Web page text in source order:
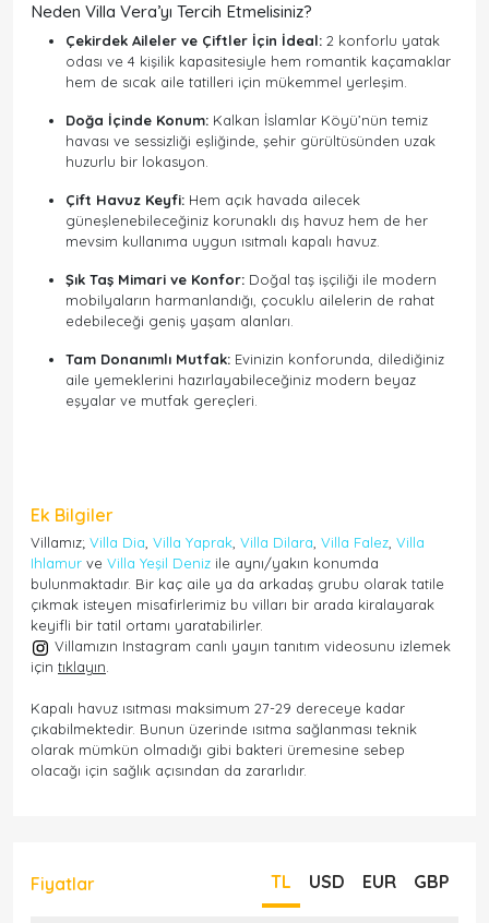
Neden Villa Vera’yı Tercih Etmelisiniz?
Çekirdek Aileler ve Çiftler İçin İdeal: 2 konforlu yatak
odası ve 4 kişilik kapasitesiyle hem romantik kaçamaklar
hem de sıcak aile tatilleri için mükemmel yerleşim.
Doğa İçinde Konum: Kalkan İslamlar Köyü’nün temiz
havası ve sessizliği eşliğinde, şehir gürültüsünden uzak
huzurlu bir lokasyon.
Çift Havuz Keyfi: Hem açık havada ailecek
güneşlenebileceğiniz korunaklı dış havuz hem de her
mevsim kullanıma uygun ısıtmalı kapalı havuz.
Şık Taş Mimari ve Konfor: Doğal taş işçiliği ile modern
mobilyaların harmanlandığı, çocuklu ailelerin de rahat
edebileceği geniş yaşam alanları.
Tam Donanımlı Mutfak: Evinizin konforunda, dilediğiniz
aile yemeklerini hazırlayabileceğiniz modern beyaz
eşyalar ve mutfak gereçleri.
Ek Bilgiler
Villamız; Villa Dia Villa Yaprak Villa Dilara Villa Falez Villa
Ihlamur ve Villa Yeşil Deniz ile aynı/yakın konumda
bulunmaktadır. Bir kaç aile ya da arkadaş grubu olarak tatile
çıkmak isteyen misafirlerimiz bu vilları bir arada kiralayarak
keyifli bir tatil ortamı yaratabilirler.
Villamızın Instagram canlı yayın tanıtım videosunu izlemek
için tıklayın
Kapalı havuz ısıtması maksimum 27-29 dereceye kadar
çıkabilmektedir. Bunun üzerinde ısıtma sağlanması teknik
olarak mümkün olmadığı gibi bakteri üremesine sebep
olacağı için sağlık açısından da zararlıdır.
Fiyatlar TL USD EUR GBP